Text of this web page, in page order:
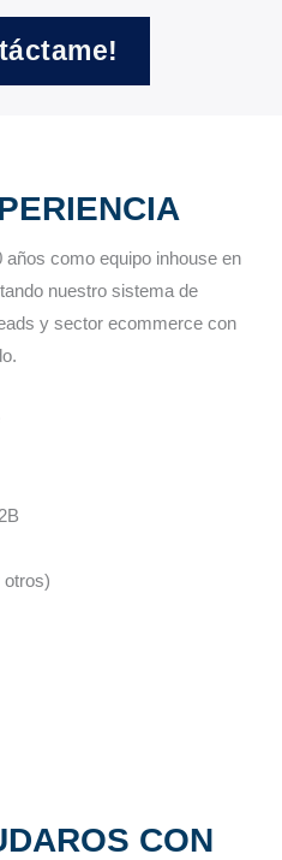
años como equipo inhouse en
nuestro sistema de
y sector ecommerce con
otros)
CON